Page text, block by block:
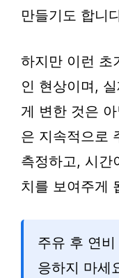
만들기도 합니
하지만 이런 초
인 현상이며,
게 변한 것은
은 지속적으로
측정하고, 시간
치를 보여주게
주유 후 연
응하지 마세